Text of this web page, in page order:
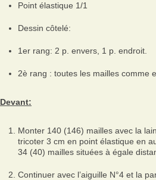
Point élastique 1/1
Dessin côtelé:
1er rang: 2 p. envers, 1 p. endroit.
2è rang : toutes les mailles comme
Devant:
Monter 140 (146) mailles avec la
tricoter 3 cm en point élastique en
34 (40) mailles situées à égale
Continuer avec l’aiguille N°4 et la